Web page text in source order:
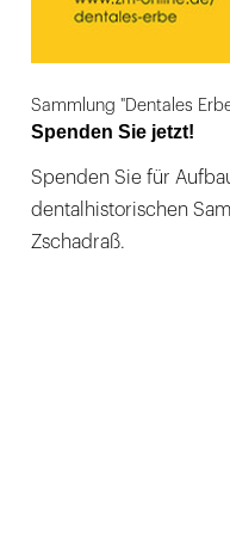
Sammlung "Dentales
Spenden Sie jetzt!
Spenden Sie für
dentalhistorischen
Zschadraß.